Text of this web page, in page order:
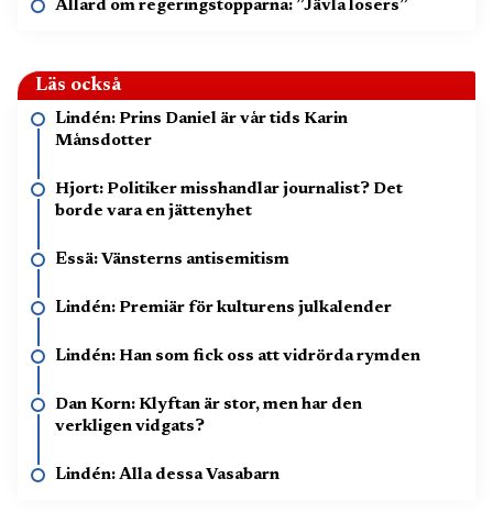
Allard om regeringstopparna: ”Jävla losers”
Läs också
Lindén: Prins Daniel är vår tids Karin
Månsdotter
Hjort: Politiker misshandlar journalist? Det
borde vara en jättenyhet
Essä: Vänsterns antisemitism
Lindén: Premiär för kulturens julkalender
Lindén: Han som fick oss att vidrörda rymden
Dan Korn: Klyftan är stor, men har den
verkligen vidgats?
Lindén: Alla dessa Vasabarn